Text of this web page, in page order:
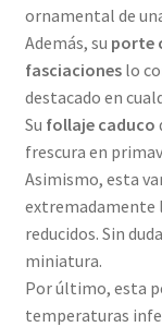
ornamental de
Además, su porte
fasciacioneslo
destacado en
Su follaje caduco
frescura en
Asimismo, esta
extremadamente
reducidos. Sin
miniatura.
Por último, esta
temperaturas